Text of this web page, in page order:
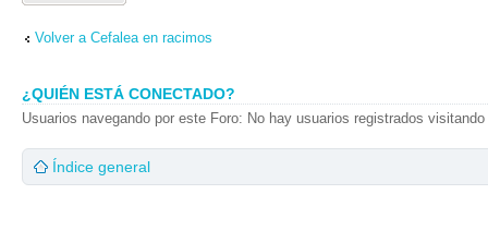
respuesta
Volver a Cefalea en racimos
¿QUIÉN ESTÁ CONECTADO?
Usuarios navegando por este Foro: No hay usuarios registrados
Índice general